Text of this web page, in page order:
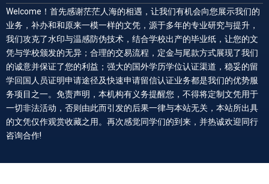
Welcome！首先感谢茫茫人海的相遇，让我们有机会向您展示我们的
业务，补办和和原来一模一样的文凭，源于多年的专业研究与提升，
我们攻克了水印与温感防伪技术，结合学校出产的毕业纸，让您的文
凭与学校颁发的无异；合理的交易流程，定金与尾款方式展现了我们
的诚意并保证了您的利益；强大的国外学历学位认证渠道，稳妥的留
学回国人员证明申请途径及快速申请留信认证业务都是我们的优势服
务项目之一。免责声明，本机构有义务提醒您，不得将定制文凭用于
一切非法活动，否则由此而引发的后果一律与本站无关，本站所出具
的文凭仅作观赏收藏之用。再次感觉同学们的到来，并热诚欢迎同行
咨询合作!